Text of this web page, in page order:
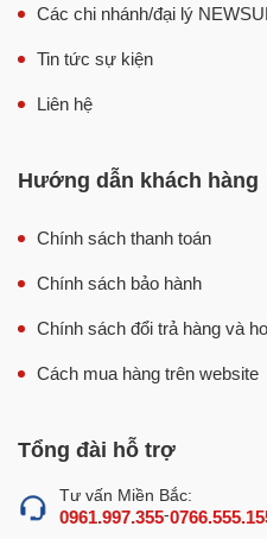
Lợi ích khi dùng tủ nấu cơm
nhau
dùng gas inox 201 còn được
năng, có thể tận dụng để
bánh bao,… ở các mức nhiệt
Các chi nhánh/đại lý
Tin tức sự kiện
Liên hệ
Hướng dẫn khách hàng
Chính sách thanh toán
Chính sách bảo hành
Chính sách đổi trả hàng và
Cách mua hàng trên website
Tổng đài hỗ trợ
Tư vấn Miền Bắc:
0961.997.355-